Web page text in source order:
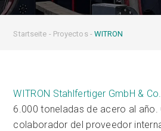
Startseite - Proyectos- WITRON
WITRON Stahlfertiger GmbH &
6.000 toneladas de acero al año.
colaborador del proveedor